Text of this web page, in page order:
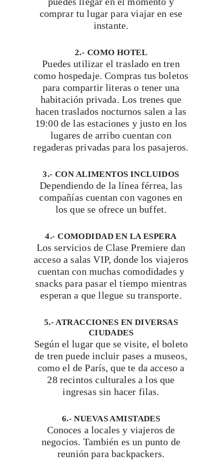
comprar tu lugar para viajar en ese
instante.
2.- COMO HOTEL
Puedes utilizar el traslado en tren
como hospedaje. Compras tus boletos
para compartir literas o tener una
habitación privada. Los trenes que
hacen traslados nocturnos salen a las
19:00 de las estaciones y justo en los
lugares de arribo cuentan con
regaderas privadas para los pasajeros.
3.- CON ALIMENTOS INCLUIDOS
Dependiendo de la línea férrea, las
compañías cuentan con vagones en
los que se ofrece un buffet.
4.- COMODIDAD EN LA ESPERA
Los servicios de Clase Premiere dan
acceso a salas VIP, donde los viajeros
cuentan con muchas comodidades y
snacks para pasar el tiempo mientras
esperan a que llegue su transporte.
5.- ATRACCIONES EN DIVERSAS
CIUDADES
Según el lugar que se visite, el boleto
de tren puede incluir pases a museos,
como el de París, que te da acceso a
28 recintos culturales a los que
ingresas sin hacer filas.
6.- NUEVAS AMISTADES
Conoces a locales y viajeros de
negocios. También es un punto de
reunión para backpackers.
Viaja con Travesías, recibe cada semana
itinerarios, tips de insider y las guías más
Suscribirme